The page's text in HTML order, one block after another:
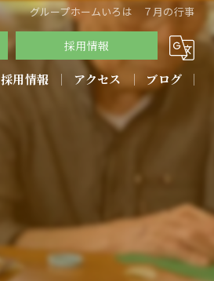
グループホームいろは ７月の行事
採用情報
採用情報 アクセス ブログ